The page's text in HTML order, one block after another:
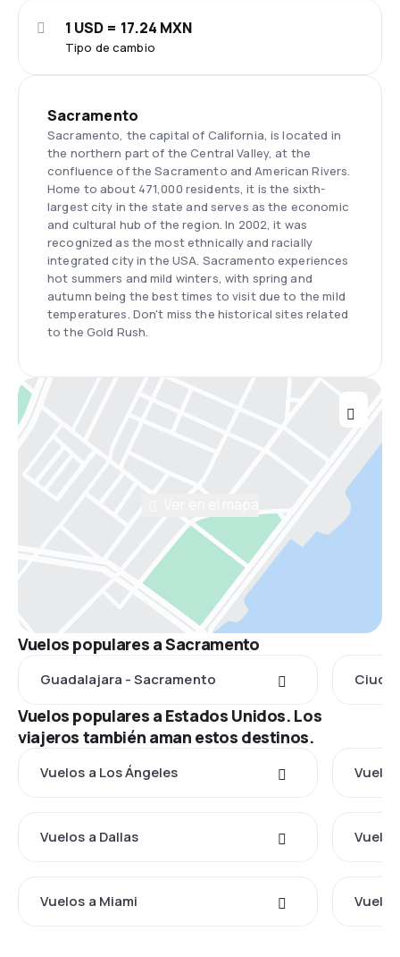
Tipo de cambio
1 USD = 17.24 MXN
Sacramento
Sacramento, the capital of California, is located in
the northern part of the Central Valley, at the
confluence of the Sacramento and American Rivers.
Home to about 471,000 residents, it is the sixth-
largest city in the state and serves as the economic
and cultural hub of the region. In 2002, it was
recognized as the most ethnically and racially
integrated city in the USA. Sacramento experiences
hot summers and mild winters, with spring and
autumn being the best times to visit due to the mild
temperatures. Don't miss the historical sites related
to the Gold Rush.
Vuelos populares a Sacramento
Guadalajara - Sacramento
Vuelos populares a Estados Unidos. Los
viajeros también aman estos destinos.
Vuelos a Los Ángeles
Vuelos a Dallas
Vuelos a Miami